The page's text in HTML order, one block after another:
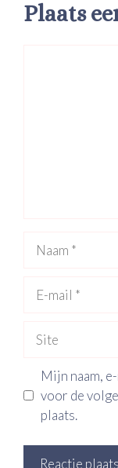
Plaats
mail
Mijn naam,
voor de
plaats.